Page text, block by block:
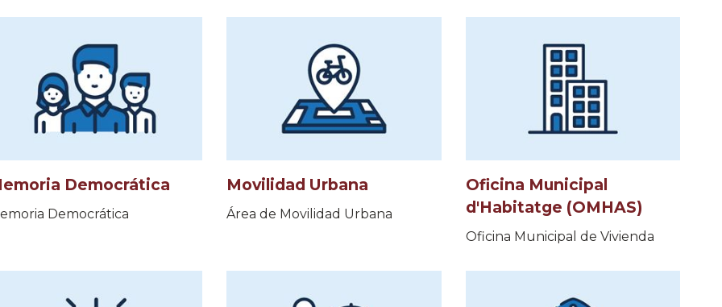
Democrática
Democrática
Movilidad Urbana
Área de Movilidad Urbana
Oficina Municipal
d'Habitatge (OMHAS)
Oficina Municipal de Vivienda